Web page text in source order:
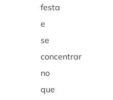
festa
e
se
concentrar
no
que